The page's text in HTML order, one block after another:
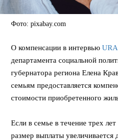
Фото: pixabay.com
О компенсации в интервью
департамента социальной
губернатора региона Елена
семьям предоставляется
стоимости приобретенного
Если в семье в течение трех
размер выплаты